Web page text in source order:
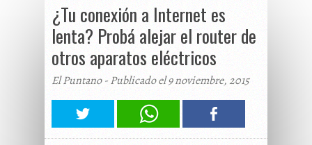
¿Tu conexión a Internet es
lenta? Probá alejar el router de
otros aparatos eléctricos
El Puntano - Publicado el 9 noviembre, 2015